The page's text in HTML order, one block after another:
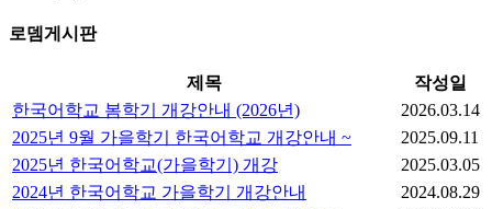
로뎀게시판
제목
작성일
한국어학교 봄학기 개강안내 (2026년)
2026.03.14
2025년 9월 가을학기 한국어학교 개강안내 ~
2025.09.11
2025년 한국어학교(가을학기) 개강
2025.03.05
2024년 한국어학교 가을학기 개강안내
2024.08.29